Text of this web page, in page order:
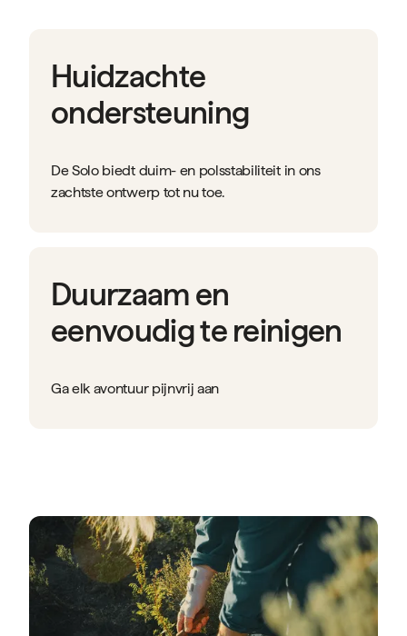
Huidzachte
ondersteuning
De Solo biedt duim- en polsstabiliteit in ons
zachtste ontwerp tot nu toe.
Duurzaam en
eenvoudig te reinigen
Ga elk avontuur pijnvrij aan